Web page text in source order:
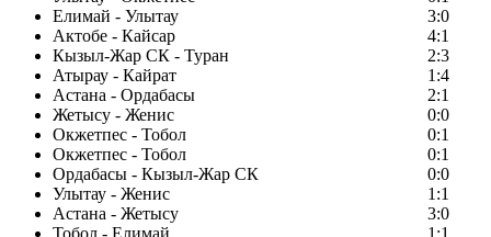
Елимай - Улытау
3:0
Актобе - Кайсар
4:1
Кызыл-Жар СК - Туран
2:3
Атырау - Кайрат
1:4
Астана - Ордабасы
2:1
Жетысу - Женис
0:0
Окжетпес - Тобол
0:1
Окжетпес - Тобол
0:1
Ордабасы - Кызыл-Жар СК
0:0
Улытау - Женис
1:1
Астана - Жетысу
3:0